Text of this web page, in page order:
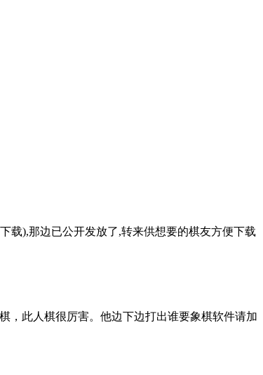
载),那边已公开发放了,转来供想要的棋友方便下载
，此人棋很厉害。他边下边打出谁要象棋软件请加